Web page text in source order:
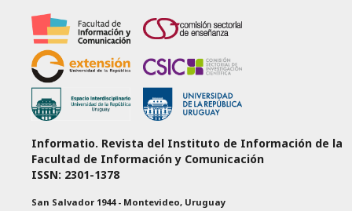
Informatio. Revista del Instituto de Información de la
Facultad de Información y Comunicación
ISSN: 2301-1378
San Salvador 1944 - Montevideo, Uruguay